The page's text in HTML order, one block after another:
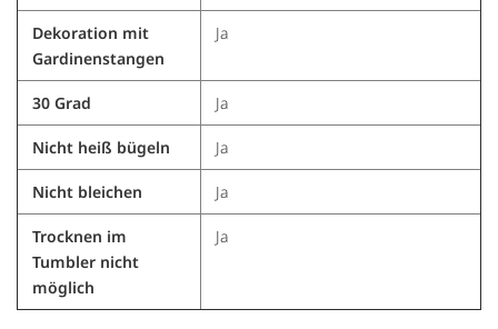
Dekoration mit
Gardinenstangen
Ja
30 Grad Ja
Nicht heiß bügeln Ja
Nicht bleichen Ja
Trocknen im
Tumbler nicht
möglich
Ja